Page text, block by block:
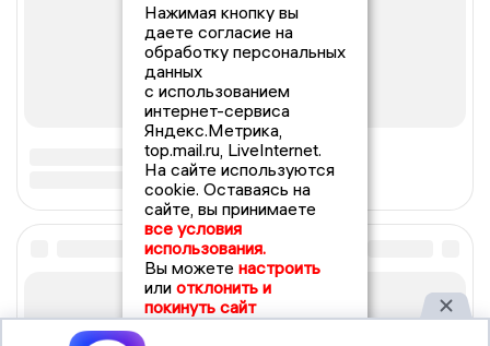
Нажимая кнопку вы
даете согласие на
обработку персональных
данных
с использованием
интернет-сервиса
Яндекс.Метрика,
top.mail.ru, LiveInternet.
На сайте используются
cookie. Оставаясь на
сайте, вы принимаете
все условия
использования.
Вы можете настроить
или отклонить и
покинуть сайт